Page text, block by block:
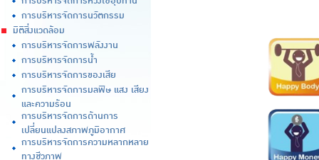
การบริหารจัดการนวัตกรรม
มิติสิ่งแวดล้อม
การบริหารจัดการพลังงาน
การบริหารจัดการน้ำ
การบริหารจัดการของเสีย
การบริหารจัดการมลพิษ แสง เสียง
และความร้อน
การบริหารจัดการด้านการ
เปลี่ยนแปลงสภาพภูมิอากาศ
การบริหารจัดการความหลากหลาย
ทางชีวภาพ